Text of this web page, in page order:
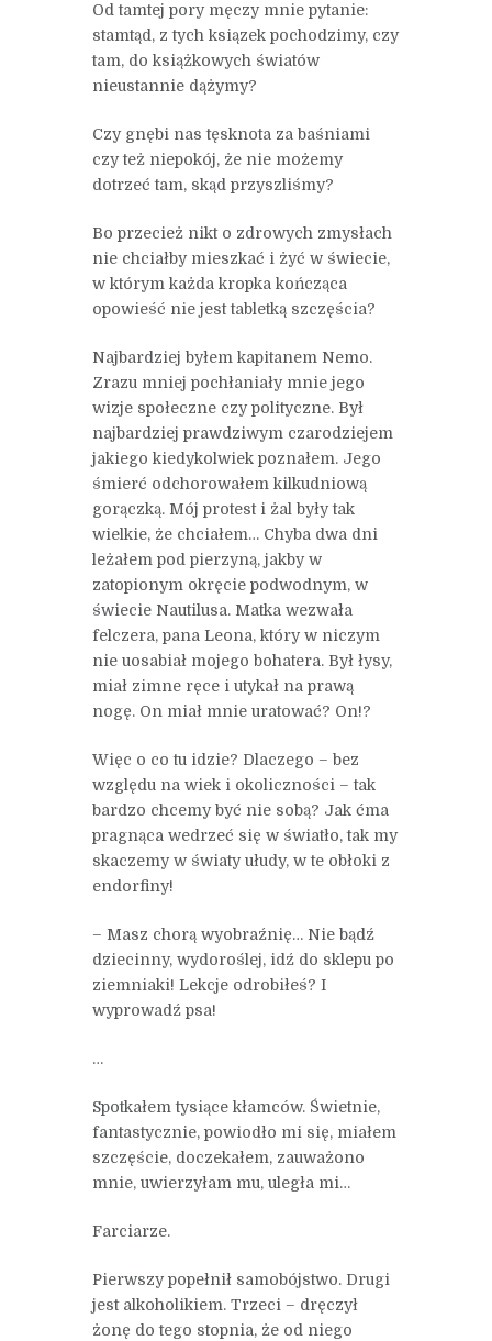
Od tamtej pory męczy mnie pytanie:
stamtąd, z tych ksiązek pochodzimy, czy
tam, do książkowych światów
nieustannie dążymy?
Czy gnębi nas tęsknota za baśniami
czy też niepokój, że nie możemy
dotrzeć tam, skąd przyszliśmy?
Bo przecież nikt o zdrowych zmysłach
nie chciałby mieszkać i żyć w świecie,
w którym każda kropka kończąca
opowieść nie jest tabletką szczęścia?
Najbardziej byłem kapitanem Nemo.
Zrazu mniej pochłaniały mnie jego
wizje społeczne czy polityczne. Był
najbardziej prawdziwym czarodziejem
jakiego kiedykolwiek poznałem. Jego
śmierć odchorowałem kilkudniową
gorączką. Mój protest i żal były tak
wielkie, że chciałem… Chyba dwa dni
leżałem pod pierzyną, jakby w
zatopionym okręcie podwodnym, w
świecie Nautilusa. Matka wezwała
felczera, pana Leona, który w niczym
nie uosabiał mojego bohatera. Był łysy,
miał zimne ręce i utykał na prawą
nogę. On miał mnie uratować? On!?
Więc o co tu idzie? Dlaczego – bez
względu na wiek i okoliczności – tak
bardzo chcemy być nie sobą? Jak ćma
pragnąca wedrzeć się w światło, tak my
skaczemy w światy ułudy, w te obłoki z
endorfiny!
– Masz chorą wyobraźnię… Nie bądź
dziecinny, wydoroślej, idź do sklepu po
ziemniaki! Lekcje odrobiłeś? I
wyprowadź psa!
…
Spotkałem tysiące kłamców. Świetnie,
fantastycznie, powiodło mi się, miałem
szczęście, doczekałem, zauważono
mnie, uwierzyłam mu, uległa mi…
Farciarze.
Pierwszy popełnił samobójstwo. Drugi
jest alkoholikiem. Trzeci – dręczył
żonę do tego stopnia, że od niego